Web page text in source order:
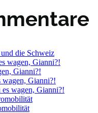
die Schweiz
wagen, Gianni?!
Gianni?!
wagen, Gianni?!
wagen, Gianni?!